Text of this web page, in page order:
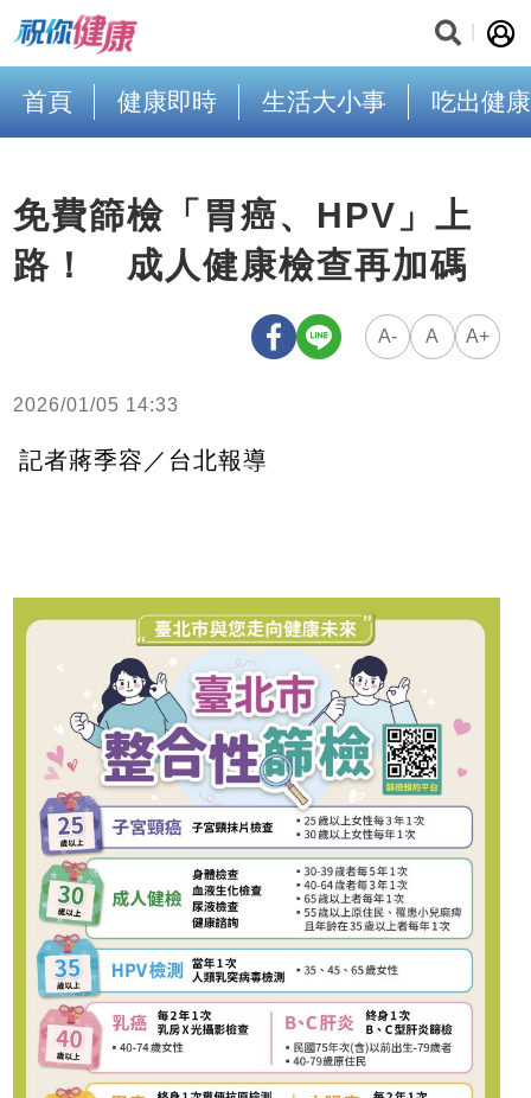
首頁 健康即時 生活大小事 吃出健康
免費篩檢「胃癌、HPV」上
路！ 成人健康檢查再加碼
A- A A+
2026/01/05 14:33
記者蔣季容／台北報導